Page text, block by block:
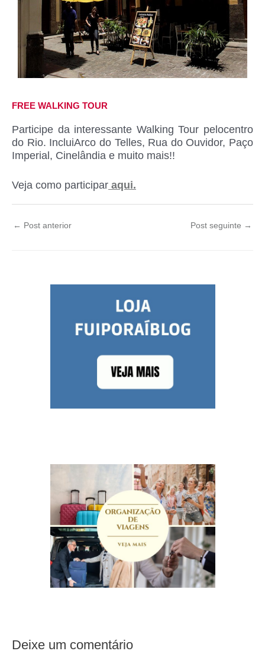
FREE WALKING TOUR
Participe da interessante Walking Tour pelocentro
do Rio. IncluiArco do Telles, Rua do Ouvidor, Paço
Imperial, Cinelândia e muito mais!!
Veja como participar aqui.
← Post anterior Post seguinte →
Deixe um comentário